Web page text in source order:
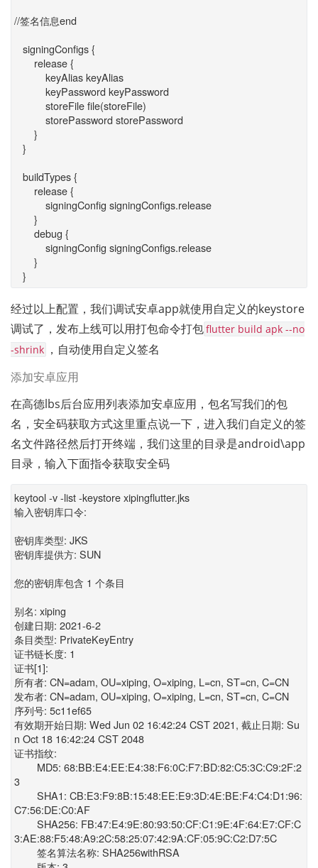
//签名信息end
signingConfigs {
release {
keyAlias keyAlias
keyPassword keyPassword
storeFile file(storeFile)
storePassword storePassword
}
}
buildTypes {
release {
signingConfig signingConfigs.release
}
debug {
signingConfig signingConfigs.release
}
}
经过以上配置，我们调试安卓app就使用自定义的keystore
调试了，发布上线可以用打包命令打包flutter build apk --no
-shrink ，自动使用自定义签名
添加安卓应用
在高德lbs后台应用列表添加安卓应用，包名写我们的包
名，安全码获取方式这里重点说一下，进入我们自定义的签
名文件路径然后打开终端，我们这里的目录是android\app
目录，输入下面指令获取安全码
keytool -v -list -keystore xipingflutter.jks
输入密钥库口令:
密钥库类型: JKS
密钥库提供方: SUN
您的密钥库包含 1 个条目
别名: xiping
创建日期: 2021-6-2
条目类型: PrivateKeyEntry
证书链长度: 1
证书[1]:
所有者: CN=adam, OU=xiping, O=xiping, L=cn, ST=cn, C=CN
发布者: CN=adam, OU=xiping, O=xiping, L=cn, ST=cn, C=CN
序列号: 5c11ef65
有效期开始日期: Wed Jun 02 16:42:24 CST 2021, 截止日期: Su
n Oct 18 16:42:24 CST 2048
证书指纹:
MD5: 68:BB:E4:EE:E4:38:F6:0C:F7:BD:82:C5:3C:C9:2F:2
3
SHA1: CB:E3:F9:8B:15:48:EE:E9:3D:4E:BE:F4:C4:D1:96:
C7:56:DE:C0:AF
SHA256: FB:47:E4:9E:80:93:50:CF:C1:9E:4F:64:E7:CF:C
3:AE:88:F5:48:A9:2C:58:25:07:42:9A:CF:05:9C:C2:D7:5C
签名算法名称: SHA256withRSA